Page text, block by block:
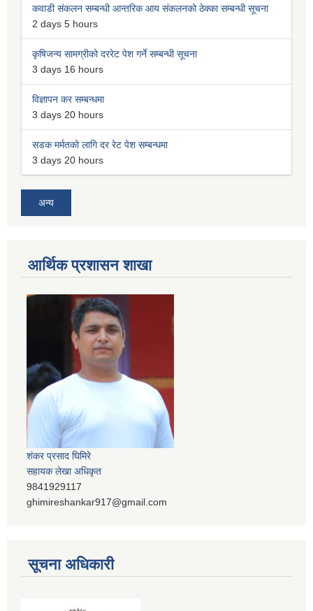
कवाडी संकलन सम्बन्धी आन्तरिक आय संकलनको ठेक्का सम्बन्धी सूचना
2 days 5 hours
कृषिजन्य सामग्रीको दररेट पेश गर्ने सम्बन्धी सूचना
3 days 16 hours
विज्ञापन कर सम्बन्धमा
3 days 20 hours
सडक मर्मतको लागि दर रेट पेश सम्बन्धमा
3 days 20 hours
अन्य
आर्थिक प्रशासन शाखा
शंकर प्रसाद घिमिरे
सहायक लेखा अधिकृत
9841929117
ghimireshankar917@gmail.com
सूचना अधिकारी